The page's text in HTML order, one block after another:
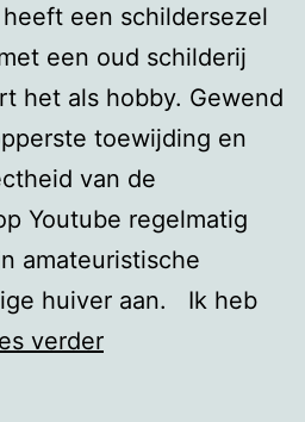
een schildersezel
een oud schilderij
het als hobby. Gewend
toewijding en
van de
Youtube regelmatig
amateuristische
huiver aan. Ik heb
verderIn